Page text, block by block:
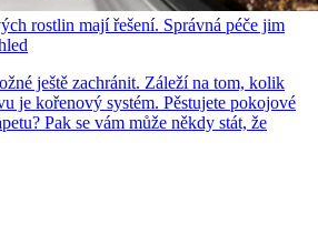
rostlin mají řešení. Správná péče jim
ještě zachránit. Záleží na tom, kolik
je kořenový systém. Pěstujete pokojové
Pak se vám může někdy stát, že